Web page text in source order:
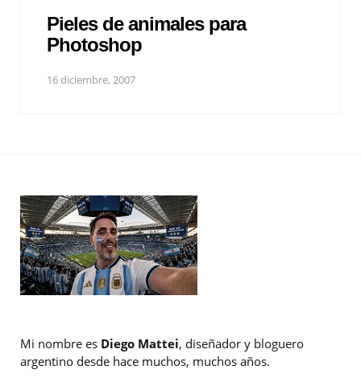
Pieles de animales para
Photoshop
16 diciembre, 2007
Mi nombre es Diego Mattei, diseñador y bloguero
argentino desde hace muchos, muchos años.